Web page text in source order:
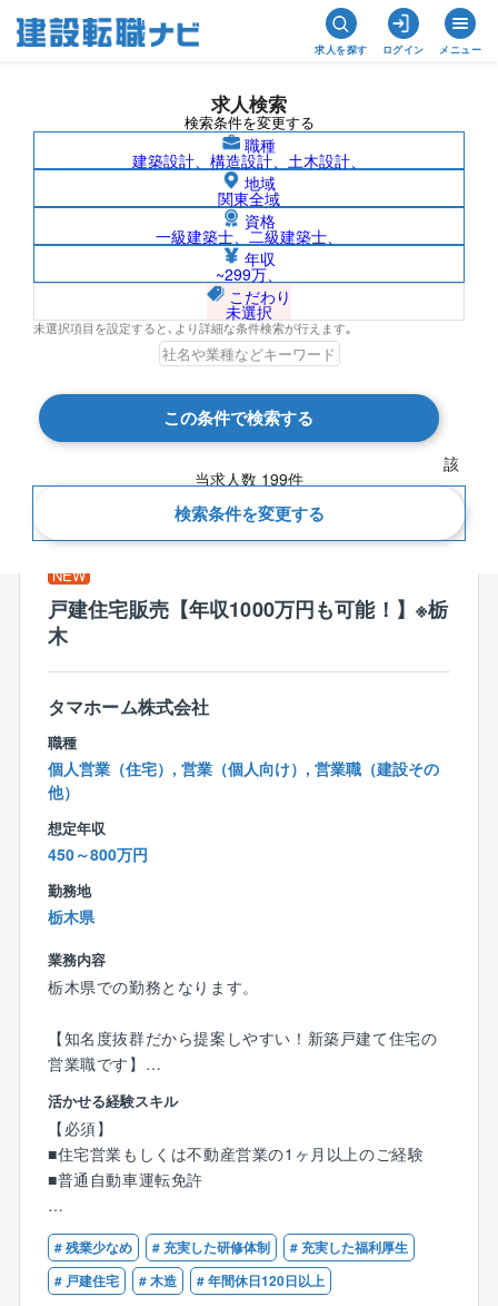
求人を探す ログイン メニュー
求人検索
検索条件を変更する
職種
建築設計、構造設計、土木設計、
地域
関東全域
資格
一級建築士、二級建築士、
年収
~299万、
こだわり
未選択
未選択項目を設定すると､より詳細な条件検索が行えます｡
この条件で検索する
該
当求人数 199件
検索条件を変更する
栃木県の求人検索結果一覧
検索結果 199 件
現在の検索条件
NEW
戸建住宅販売【年収1000万円も可能！】※栃
木
タマホーム株式会社
職種
個人営業（住宅）, 営業（個人向け）, 営業職（建設その
他）
想定年収
450～800万円
勤務地
栃木県
業務内容
栃木県での勤務となります。
【知名度抜群だから提案しやすい！新築戸建て住宅の
営業職です】
モデルハウスに来場されたお客様へ、同社の住宅をご
提案していただきます。
【具体的には】
●住宅に関するご希望のヒアリング、プラン作成
●住宅建設地の敷地調査、現地調査、役所調査
●住宅ローンのご相談等
来場からお引渡まで、すべてをプロデュースしていた
活かせる経験スキル
【必須】
■住宅営業もしくは不動産営業の1ヶ月以上のご経験
■普通自動車運転免許
【歓迎】
■何らかの営業経験5年以上がある方
■宅地建物取引士の資格保有者
# 残業少なめ # 充実した研修体制
# 充実した福利厚生
# 戸建住宅
# 木造 # 年間休日120日以上